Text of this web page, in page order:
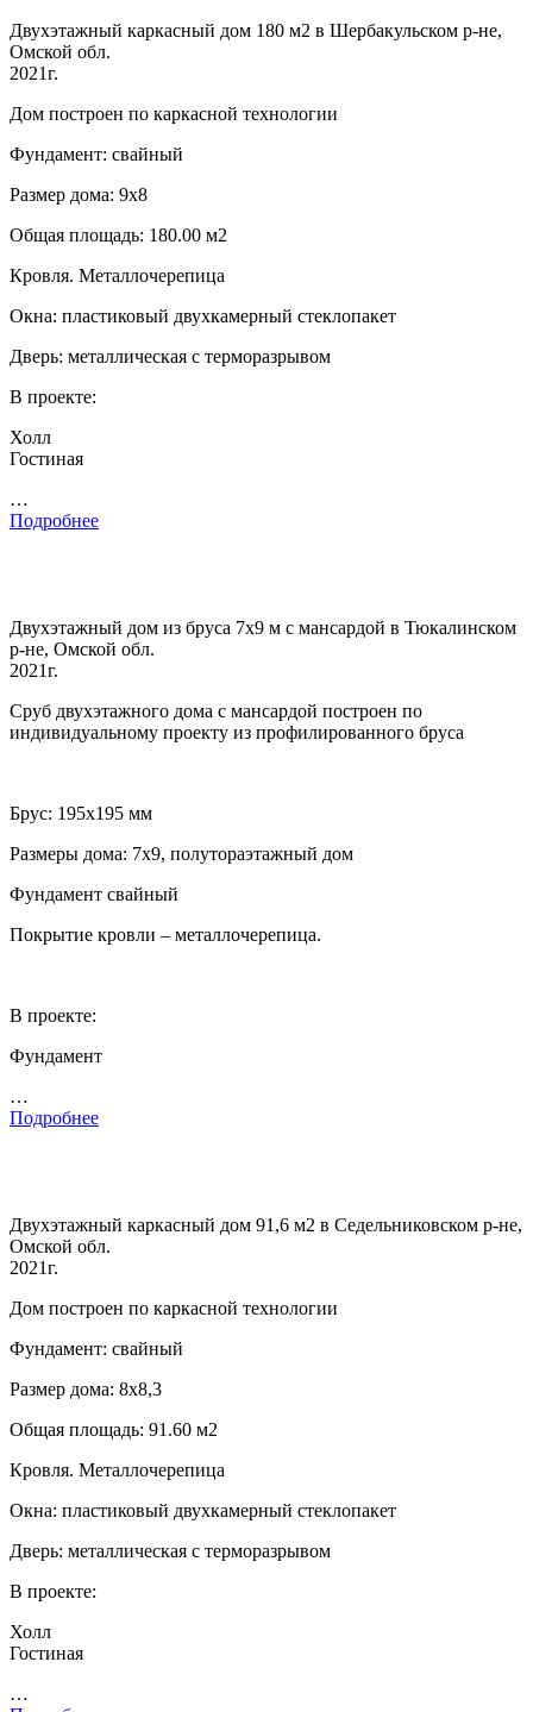
Двухэтажный каркасный дом 180 м2 в Шербакульском р-не,
Омской обл.
2021г.
Дом построен по каркасной технологии
Фундамент: свайный
Размер дома: 9х8
Общая площадь: 180.00 м2
Кровля. Металлочерепица
Окна: пластиковый двухкамерный стеклопакет
Дверь: металлическая с терморазрывом
В проекте:
Холл
Гостиная
…
Подробнее
Двухэтажный дом из бруса 7х9 м с мансардой в Тюкалинском
р-не, Омской обл.
2021г.
Сруб двухэтажного дома с мансардой построен по
индивидуальному проекту из профилированного бруса
Брус: 195х195 мм
Размеры дома: 7х9, полутораэтажный дом
Фундамент свайный
Покрытие кровли – металлочерепица.
В проекте:
Фундамент
…
Подробнее
Двухэтажный каркасный дом 91,6 м2 в Седельниковском р-не,
Омской обл.
2021г.
Дом построен по каркасной технологии
Фундамент: свайный
Размер дома: 8х8,3
Общая площадь: 91.60 м2
Кровля. Металлочерепица
Окна: пластиковый двухкамерный стеклопакет
Дверь: металлическая с терморазрывом
В проекте:
Холл
Гостиная
…